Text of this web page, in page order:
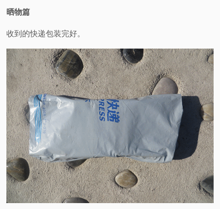
晒物篇
收到的快递包装完好。